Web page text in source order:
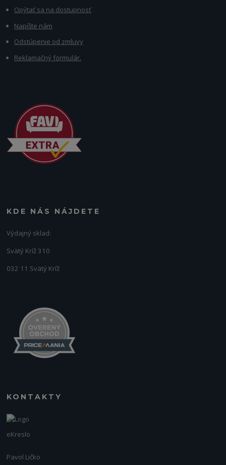
Opýtať sa na dostupnosť
Napíšte nám
Odstúpenie od zmluvy
Reklamačný formulár.
KDE NÁS NÁJDETE
Výdajný sklad:
Svätý Kríž 310
032 11 Svätý Kríž
KONTAKTY
eKreslo
Pavol Ličko